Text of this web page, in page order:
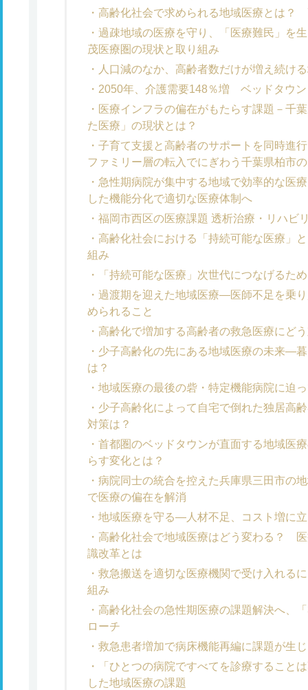
高齢化社会で求められる地域医療とは？
過疎地域の医療を守り、「医療難民」を
茂医療圏の現状と取り組み
人口減のなか、高齢者数だけが増え続け
2050年、介護需要148％増 ベッドタウ
医療インフラの偏在がもたらす課題－千
た医療」の現状とは？
子育て支援と高齢者のサポートを同時進
ファミリー層の転入でにぎわう千葉県柏市
急性期病院が集中する地域で効率的な医
した機能分化で適切な医療体制へ
福岡市西区の医療課題 透析治療・リハビ
高齢化社会における「持続可能な医療」
組み
「持続可能な医療」次世代につなげるた
過渡期を迎えた地域医療―医師不足を乗
められること
高齢化で増加する高齢者の救急医療にど
少子高齢化の先にある地域医療の未来―
は？
地域医療の最後の砦・特定機能病院に迫
少子高齢化によって自宅で倒れた独居高
対策は？
首都圏のベッドタウンが直面する地域医
らす変化とは？
病院同士の統合を控えた兵庫県三田市の
で医療の偏在を解消
地域医療を守る―人材不足、コスト増に
高齢化社会で地域医療はどう変わる？
識改革とは
救急搬送を適切な医療機関で受け入れる
組み
高齢化社会の急性期医療の課題解決へ、
ローチ
救急患者増加で病床機能再編に課題が生
「ひとつの病院ですべてを診療すること
した地域医療の課題